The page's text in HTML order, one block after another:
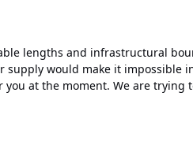
infrastructural boundary conditions).
would make it impossible
POE hardware with the